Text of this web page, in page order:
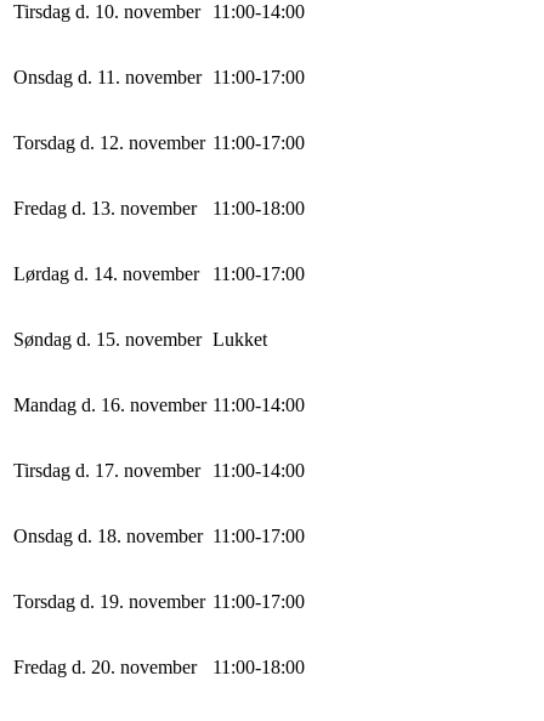
Tirsdag d. 10. november 11:00-14:00
Onsdag d. 11. november 11:00-17:00
Torsdag d. 12. november 11:00-17:00
Fredag d. 13. november 11:00-18:00
Lørdag d. 14. november 11:00-17:00
Søndag d. 15. november Lukket
Mandag d. 16. november 11:00-14:00
Tirsdag d. 17. november 11:00-14:00
Onsdag d. 18. november 11:00-17:00
Torsdag d. 19. november 11:00-17:00
Fredag d. 20. november 11:00-18:00